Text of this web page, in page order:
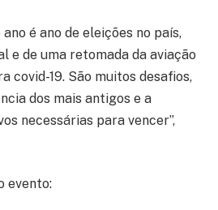
é ano de eleições no país,
e de uma retomada da aviação
covid-19. São muitos desafios,
dos mais antigos e a
necessárias para vencer”,
evento: